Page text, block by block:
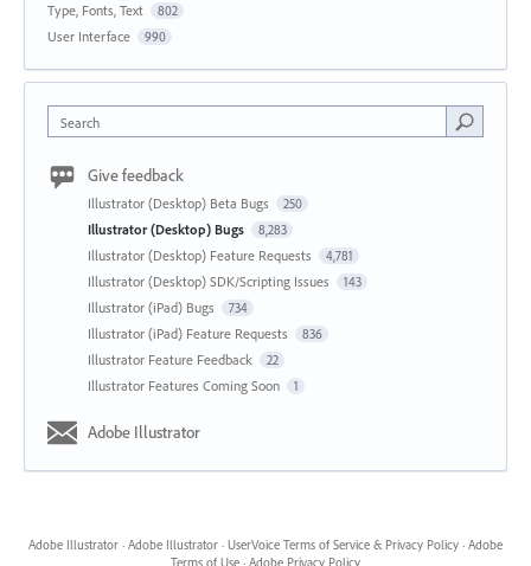
Type, Fonts, Text 802
User Interface 990
Search
Give feedback
Illustrator (Desktop) Beta Bugs 250
Illustrator (Desktop) Bugs 8,283
Illustrator (Desktop) Feature Requests 4,781
Illustrator (Desktop) SDK/Scripting Issues 143
Illustrator (iPad) Bugs 734
Illustrator (iPad) Feature Requests 836
Illustrator Feature Feedback 22
Illustrator Features Coming Soon 1
Adobe Illustrator
Adobe Illustrator · Adobe Illustrator · UserVoice Terms of Service & Privacy Policy · Adobe